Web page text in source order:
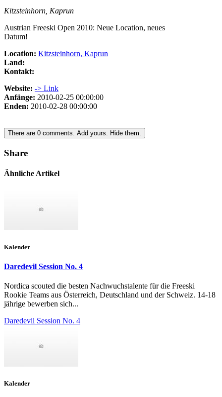
Kitzsteinhorn, Kaprun
Austrian Freeski Open 2010: Neue Location, neues
Datum!
Location: Kitzsteinhorn, Kaprun
Land:
Kontakt:
Website: -> Link
Anfänge: 2010-02-25 00:00:00
Enden: 2010-02-28 00:00:00
There are 0 comments. Add yours. Hide them.
Share
Ähnliche Artikel
Kalender
Daredevil Session No. 4
Nordica scouted die besten Nachwuchstalente für die Freeski
Rookie Teams aus Österreich, Deutschland und der Schweiz. 14-18
jährige bewerben sich...
Daredevil Session No. 4
Kalender